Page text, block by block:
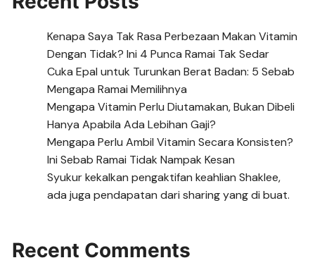
Kenapa Saya Tak Rasa Perbezaan Makan Vitamin
Dengan Tidak? Ini 4 Punca Ramai Tak Sedar
Cuka Epal untuk Turunkan Berat Badan: 5 Sebab
Mengapa Ramai Memilihnya
Mengapa Vitamin Perlu Diutamakan, Bukan Dibeli
Hanya Apabila Ada Lebihan Gaji?
Mengapa Perlu Ambil Vitamin Secara Konsisten?
Ini Sebab Ramai Tidak Nampak Kesan
Syukur kekalkan pengaktifan keahlian Shaklee,
ada juga pendapatan dari sharing yang di buat.
Recent Comments